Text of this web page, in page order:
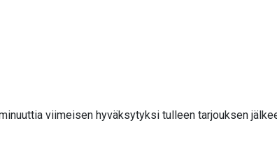
viimeisen hyväksytyksi tulleen tarjouksen